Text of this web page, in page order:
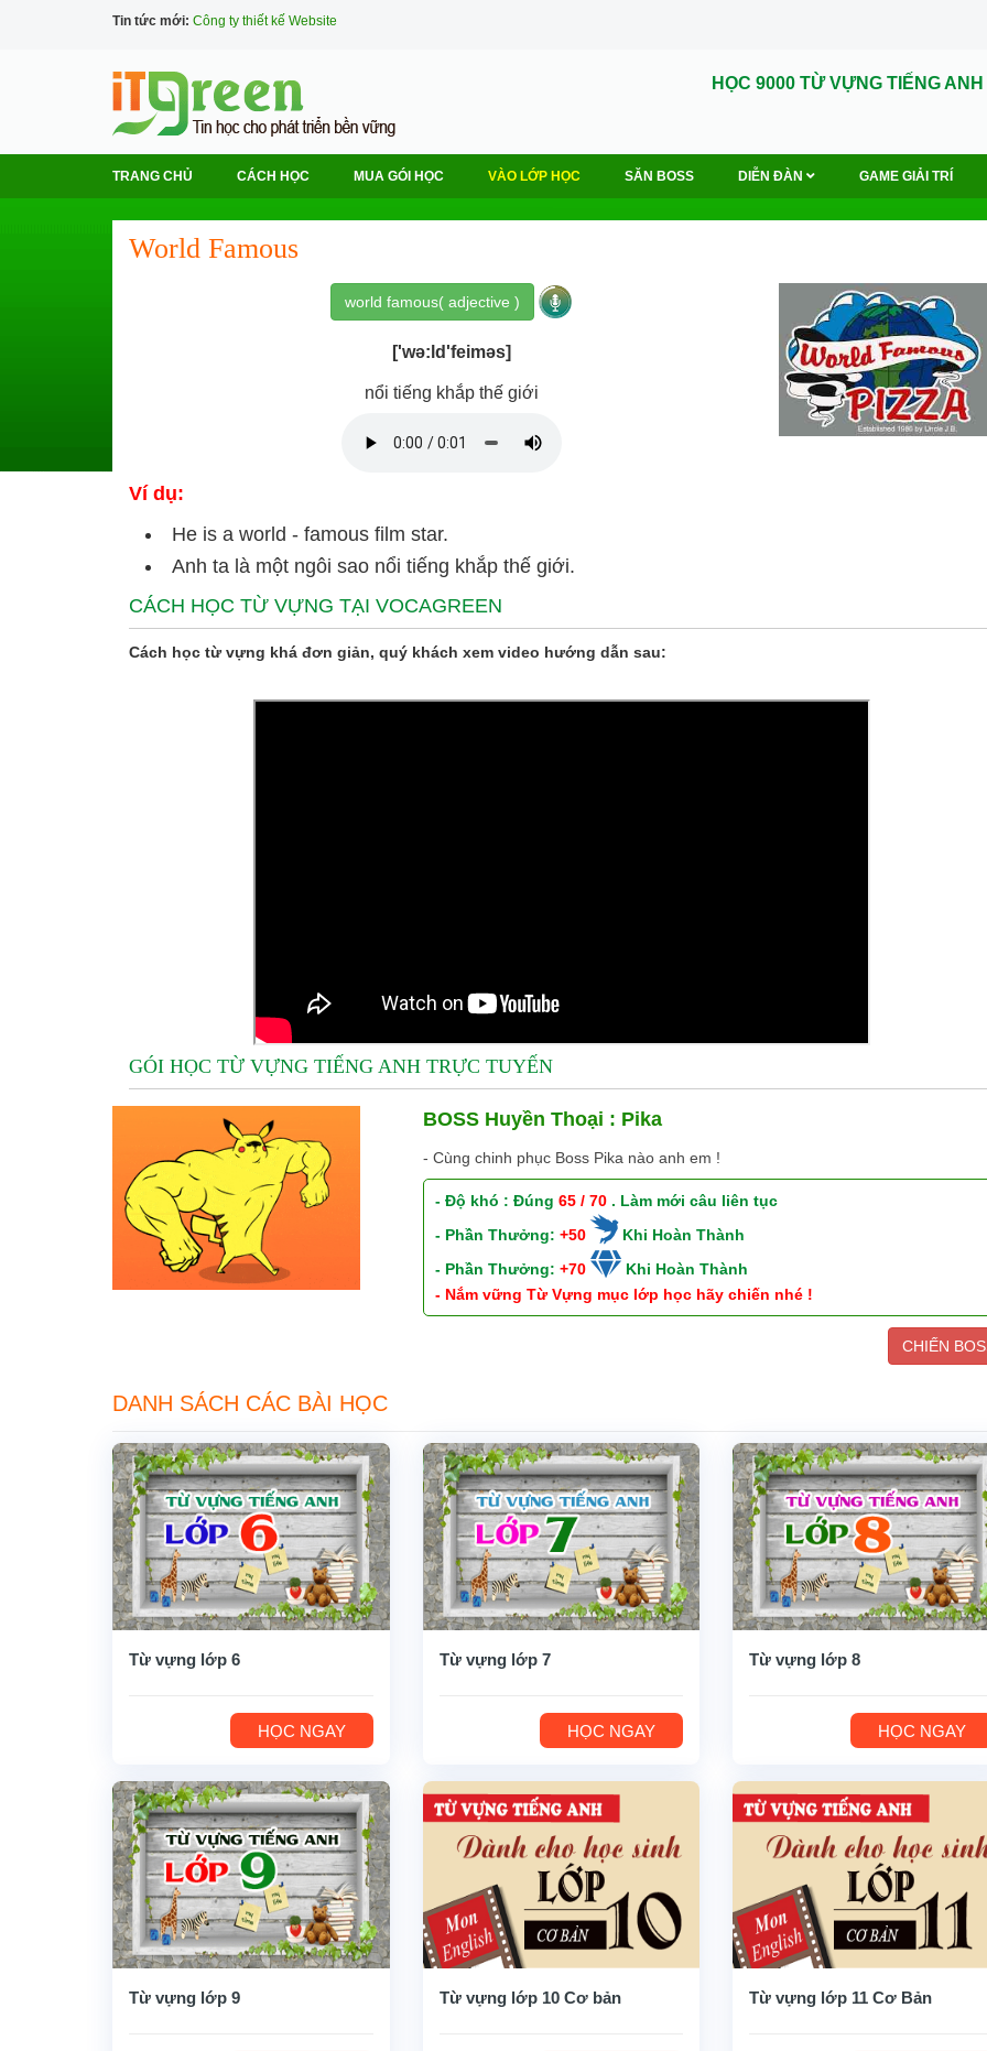
Tin tức mới: Công ty thiết kế Website
HỌC 9000 TỪ VỰNG TIẾNG ANH
TRANG CHỦ CÁCH HỌC MUA GÓI HỌC VÀO LỚP HỌC SĂN BOSS DIỄN ĐÀN GAME GIẢI TRÍ
World Famous
world famous( adjective )
['wə:ld'feiməs]
nổi tiếng khắp thế giới
Ví dụ:
He is a world - famous film star.
Anh ta là một ngôi sao nổi tiếng khắp thế giới.
CÁCH HỌC TỪ VỰNG TẠI VOCAGREEN
Cách học từ vựng khá đơn giản, quý khách xem video hướng dẫn sau:
GÓI HỌC TỪ VỰNG TIẾNG ANH TRỰC TUYẾN
BOSS Huyền Thoại : Pika
- Cùng chinh phục Boss Pika nào anh em !
- Độ khó : Đúng 65 / 70. Làm mới câu liên tục
- Phần Thưởng: +50
Khi Hoàn Thành
- Phần Thưởng: +70
Khi Hoàn Thành
- Nắm vững Từ Vựng mục lớp học hãy chiến nhé !
CHIẾN
DANH SÁCH CÁC BÀI HỌC
Từ vựng lớp 6
HỌC NGAY
Từ vựng lớp 7
HỌC NGAY
Từ vựng lớp 8
HỌC NGAY
Từ vựng lớp 9 Từ vựng lớp 10 Cơ bản Từ vựng lớp 11 Cơ Bản